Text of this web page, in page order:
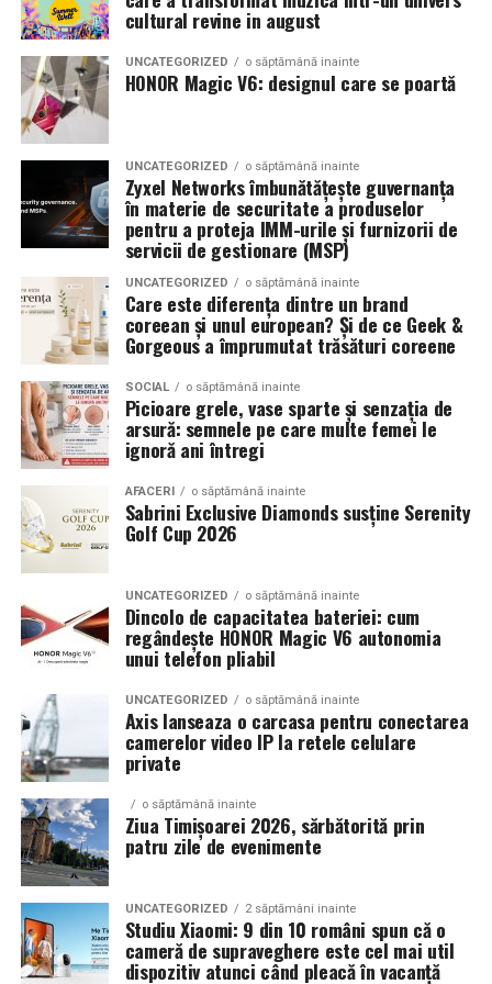
importantă a momentelor speciale din Maramureș,
combinând experiența organizatorică cu capacitatea de
a transforma fiecare eveniment într-o amintire
deosebită pentru participanți.
accentua liniile caroseriei si poate oferi un look
echilibrat, in timp ce o alegere gresita poate strica
proportiile, chiar daca restul masinii este bine realizat.
Anvelopele ca element vizual la show-uri auto
La evenimentele auto din Cluj, anvelopele nu sunt doar
componente functionale, ci si elemente vizuale. Publicul
si fotografii surprind adesea detalii precum modul in
care roata umple aripa, distanta fata de caroserie si
aspectul general al ansamblului roata-janta.
Anvelopele curate, cu dimensiuni corecte si uzura
uniforma, contribuie la imaginea profesionala a unei
masini de show. In multe cazuri, acestea completeaza
jantele si intaresc conceptul ales de proprietar, fie ca
vorbim despre un stil elegant, sportiv sau minimalist.
Echilibrul dintre estetica si utilizare reala
Un aspect specific evenimentelor auto din Cluj este
prezenta multor masini care nu sunt doar proiecte de
show, ci si vehicule utilizate zilnic. Proprietarii acestora
cauta solutii care sa le permita sa participe la
evenimente fara a sacrifica complet confortul sau
siguranta pe drumurile publice.
In acest context, anvelopele alese trebuie sa ofere un
echilibru intre aspect si functionalitate. Multi pasionati
opteaza pentru anvelope care arata bine la show, dar
care pot fi folosite si in conditii reale de trafic,
indiferent de vreme sau sezon.
De ce conteaza tipul de anvelopa la evenimentele din
Cluj
Clujul este un oras in care vremea poate fi imprevizibila,
iar drumurile din imprejurimi includ atat zone urbane,
cultural revine in august
UNCATEGORIZED o săptămână inainte
HONOR Magic V6: designul care se poartă
UNCATEGORIZED o săptămână inainte
Zyxel Networks îmbunătățește guvernanța
în materie de securitate a produselor
pentru a proteja IMM-urile și furnizorii de
servicii de gestionare (MSP)
UNCATEGORIZED o săptămână inainte
Care este diferența dintre un brand
coreean și unul european? Și de ce Geek &
Gorgeous a împrumutat trăsături coreene
SOCIAL o săptămână inainte
Picioare grele, vase sparte și senzația de
arsură: semnele pe care multe femei le
ignoră ani întregi
AFACERI o săptămână inainte
Sabrini Exclusive Diamonds susține Serenity
Golf Cup 2026
UNCATEGORIZED o săptămână inainte
Dincolo de capacitatea bateriei: cum
regândește HONOR Magic V6 autonomia
unui telefon pliabil
UNCATEGORIZED o săptămână inainte
Axis lanseaza o carcasa pentru conectarea
camerelor video IP la retele celulare
private
o săptămână inainte
Ziua Timișoarei 2026, sărbătorită prin
patru zile de evenimente
UNCATEGORIZED 2 săptămâni inainte
Studiu Xiaomi: 9 din 10 români spun că o
cameră de supraveghere este cel mai util
dispozitiv atunci când pleacă în vacanță